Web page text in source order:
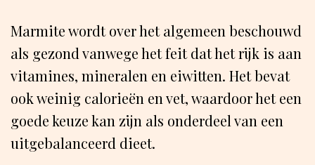
Marmite wordt over het algemeen beschouwd
als gezond vanwege het feit dat het rijk is aan
vitamines, mineralen en eiwitten. Het bevat
ook weinig calorieën en vet, waardoor het een
goede keuze kan zijn als onderdeel van een
uitgebalanceerd dieet.